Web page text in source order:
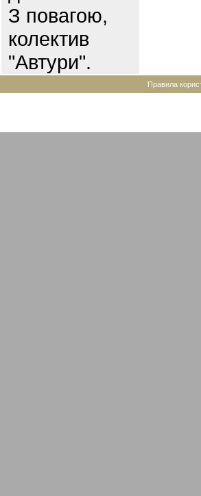
З повагою,
колектив
"Автури".
Правила